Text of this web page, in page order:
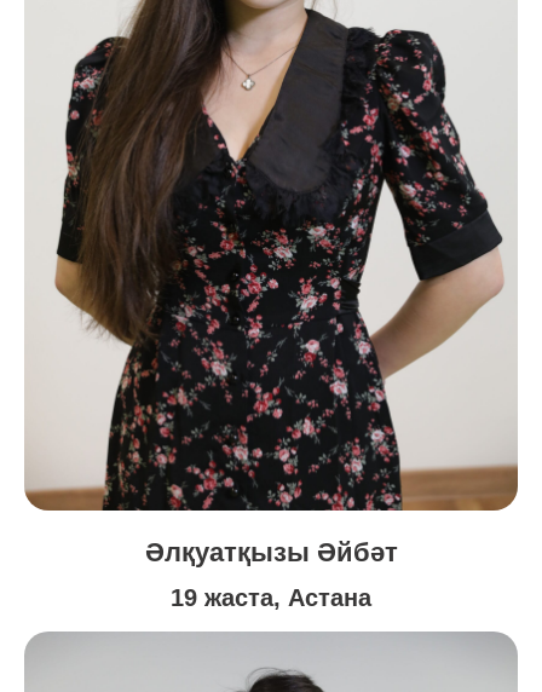
Әлқуатқызы Әйбәт
19 жаста, Астана